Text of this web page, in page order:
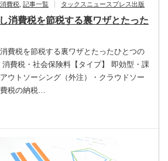
消費税 記事一覧 タックスニュースプレス出版
消費税を節税する裏ワザとたった
費税を節税する裏ワザとたったひとつの
費税・社会保険料【タイプ】 即効型・課
ウトソーシング（外注）・クラウドソー
税の納税…